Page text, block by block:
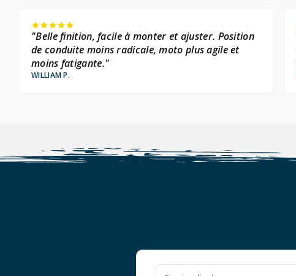
"Belle finition, facile à monter et ajuster. Position
de conduite moins radicale, moto plus agile et
moins fatigante."
WILLIAM P.